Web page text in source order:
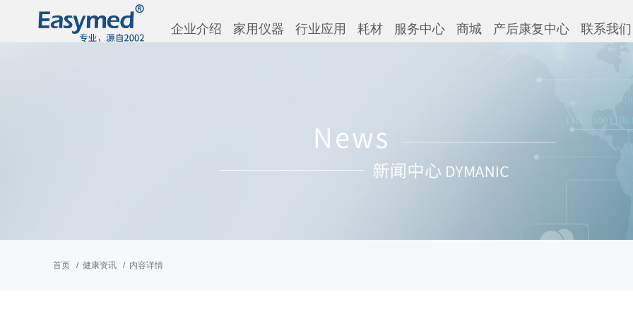
企业介绍 家用仪器 行业应用 耗材 服务中心 商城 产后康复中心 联系我们
首页 健康资讯 内容详情